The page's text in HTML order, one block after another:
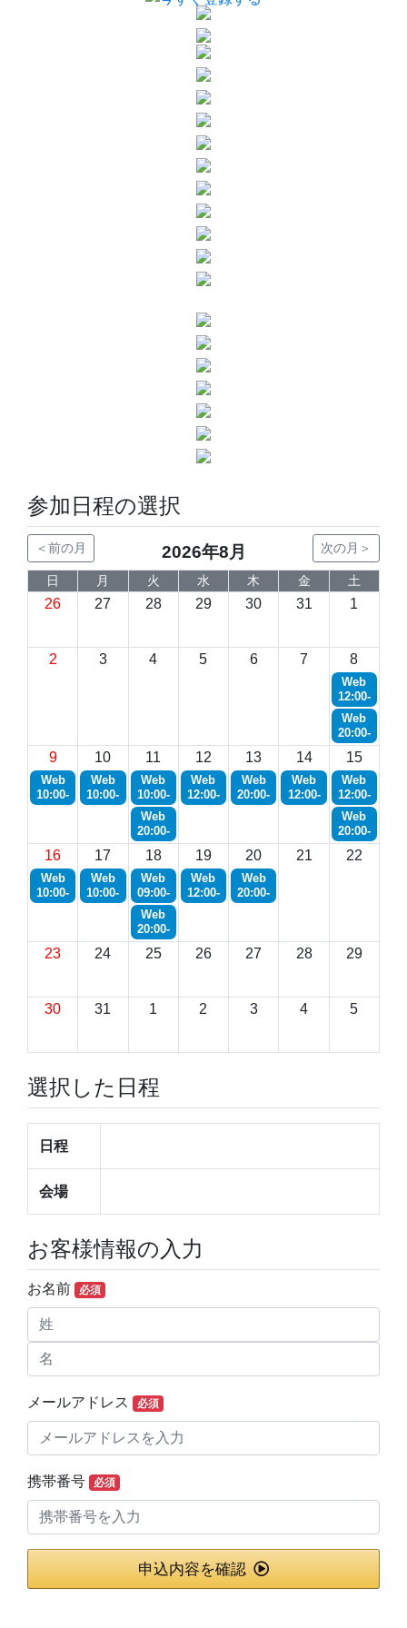
参加日程の選択
＜前の月 2026年8月 次の月＞
日 月 火 水 木 金 土
26 27 28 29 30 31 1
2 3 4 5 6 7 8
Web
12:00-
Web
20:00-
9
Web
10:00-
10
Web
10:00-
11
Web
10:00-
Web
20:00-
12
Web
12:00-
13
Web
20:00-
14
Web
12:00-
15
Web
12:00-
Web
20:00-
16
Web
10:00-
17
Web
10:00-
18
Web
09:00-
Web
20:00-
19
Web
12:00-
20
Web
20:00-
21 22
23 24 25 26 27 28 29
30 31 1 2 3 4 5
選択した日程
日程
会場
お客様情報の入力
お名前 必須
メールアドレス 必須
携帯番号 必須
申込内容を確認